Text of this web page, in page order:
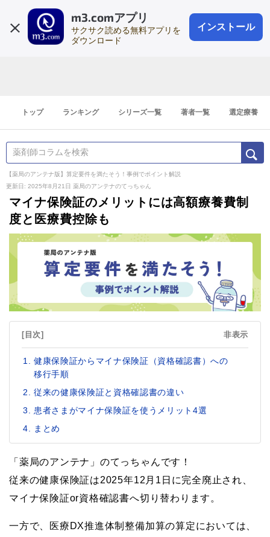
m3.comアプリ
サクサク読める無料アプリを
ダウンロード
インストール
会員登録
登録1分
トップ ランキング シリーズ一覧 著者一覧 選定療養
【薬局のアンテナ版】算定要件を満たそう！事例でポイント解説
更新日: 2025年8月21日 薬局のアンテナのてっちゃん
マイナ保険証のメリットには高額療養費制
度と医療費控除も
[目次] 非表示
健康保険証からマイナ保険証（資格確認書）への
移行手順
従来の健康保険証と資格確認書の違い
患者さまがマイナ保険証を使うメリット4選
まとめ
「薬局のアンテナ」のてっちゃんです！
従来の健康保険証は2025年12月1日に完全廃止され、
マイナ保険証or資格確認書へ切り替わります。
一方で、医療DX推進体制整備加算の算定においては、